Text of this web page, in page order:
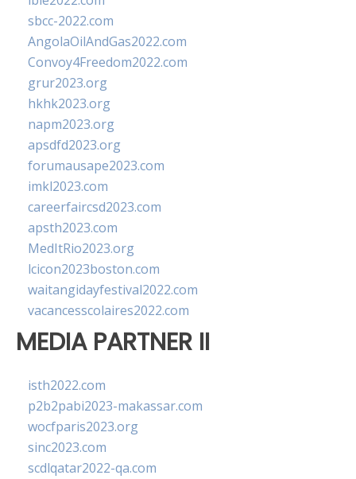
sbcc-2022.com
AngolaOilAndGas2022.com
Convoy4Freedom2022.com
grur2023.org
hkhk2023.org
napm2023.org
apsdfd2023.org
forumausape2023.com
imkl2023.com
careerfaircsd2023.com
apsth2023.com
MedItRio2023.org
lcicon2023boston.com
waitangidayfestival2022.com
vacancesscolaires2022.com
MEDIA PARTNER II
isth2022.com
p2b2pabi2023-makassar.com
wocfparis2023.org
sinc2023.com
scdlqatar2022-qa.com